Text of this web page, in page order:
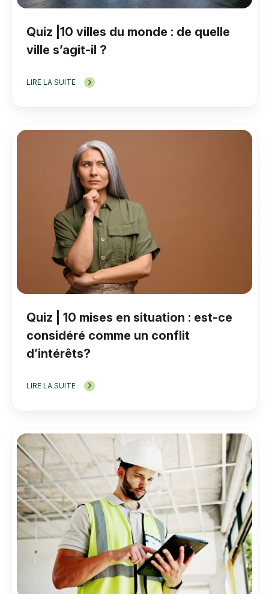
Quiz |10 villes du monde : de quelle
ville s’agit-il ?
LIRE LA SUITE
Quiz | 10 mises en situation : est-ce
considéré comme un conflit
d’intérêts?
LIRE LA SUITE